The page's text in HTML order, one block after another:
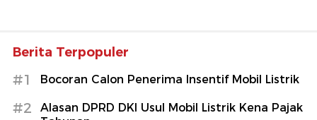
Berita Terpopuler
#1 Bocoran Calon Penerima Insentif Mobil Listrik
#2
Alasan DPRD DKI Usul Mobil Listrik Kena Pajak